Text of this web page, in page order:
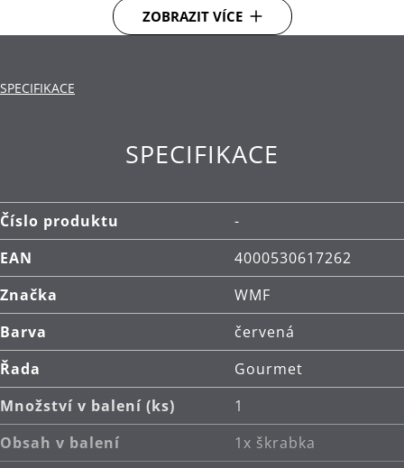
ZOBRAZIT VÍCE
SPECIFIKACE
SPECIFIKACE
Číslo produktu
-
EAN
4000530617262
Značka
WMF
Barva
červená
Řada
Gourmet
Množství v balení (ks)
1
Obsah v balení
1x škrabka